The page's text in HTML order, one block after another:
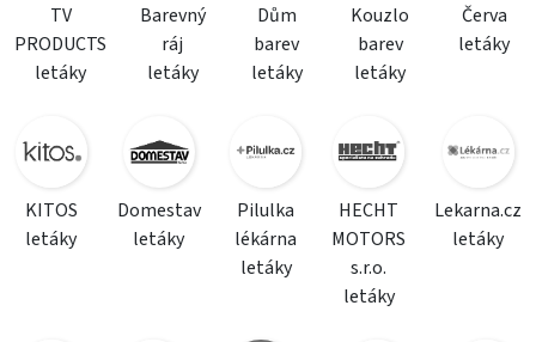
TV
PRODUCTS
letáky
Barevný
ráj
letáky
Dům
barev
letáky
Kouzlo
barev
letáky
Červa
letáky
KITOS
letáky
Domestav
letáky
Pilulka
lékárna
letáky
HECHT
MOTORS
s.r.o.
letáky
Lekarna.cz
letáky